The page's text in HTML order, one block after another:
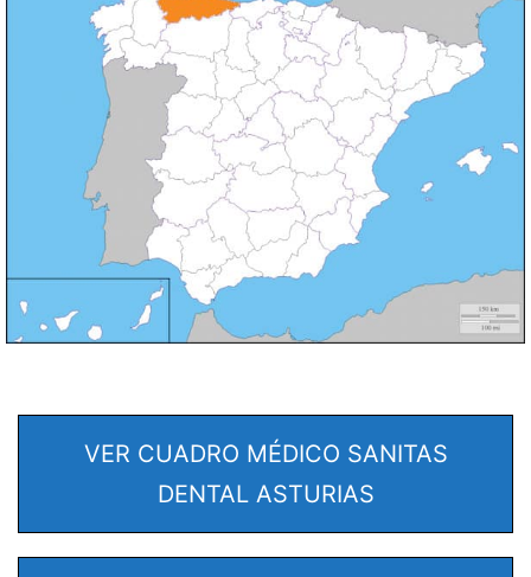
VER CUADRO MÉDICO SANITAS
DENTAL ASTURIAS